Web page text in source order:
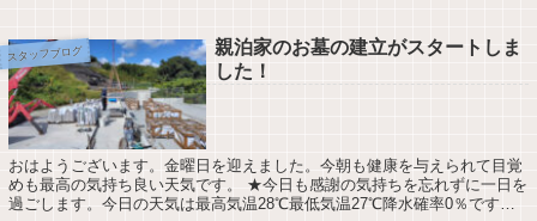
スタッフブログ
親泊家のお墓の建立がスタートしま
した！
おはようございます。金曜日を迎えました。今朝も健康を与えられて目覚
めも最高の気持ち良い天気です。 ★今日も感謝の気持ちを忘れずに一日を
過ごします。今日の天気は最高気温28℃最低気温27℃降水確率0％です親